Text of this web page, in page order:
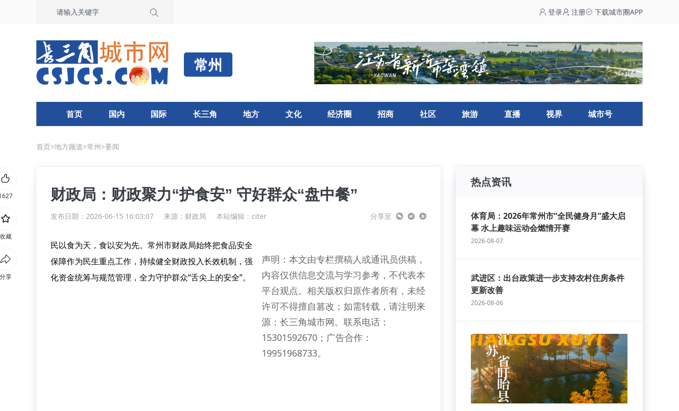
登录 注册 下载城市圈APP
常州
首页 国内 国际 长三角 地方 文化 经济圈 招商 社区 旅游 直播 视界 城市号
首页>地方频道>常州>要闻
财政局：财政聚力“护食安” 守好群众“盘中餐”
发布日期：2026-06-15 16:03:07 来源： 财政局 本站编辑：citer 分享至
民以食为天，食以安为先。常州市财政局始终把食品安全
保障作为民生重点工作，持续健全财政投入长效机制，强
化资金统筹与规范管理，全力守护群众“舌尖上的安全”。
声明：本文由专栏撰稿人或通讯员供稿，
内容仅供信息交流与学习参考，不代表本
平台观点。相关版权归原作者所有，未经
许可不得擅自篡改；如需转载，请注明来
源：长三角城市网。联系电话：
15301592670；广告合作：
19951968733。
热点资讯
体育局：2026年常州市“全民健身月”盛大启
幕 水上趣味运动会燃情开赛
2026-08-07
武进区：出台政策进一步支持农村住房条件
更新改善
2026-08-06
收藏
分享